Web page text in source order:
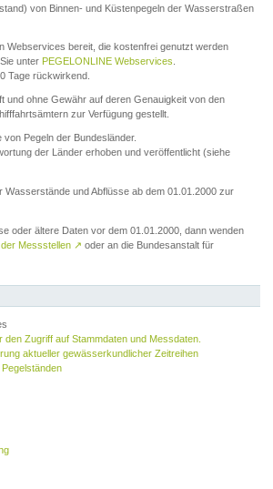
von Binnen- und Küstenpegeln der Wasserstraßen
Webservices bereit, die kostenfrei genutzt werden
unter PEGELONLINE Webservices
Tage rückwirkend.
und ohne Gewähr auf deren Genauigkeit von den
zur Verfügung gestellt.
Pegeln der Bundesländer.
der Länder erhoben und veröffentlicht (siehe
Wasserstände und Abflüsse ab dem 01.01.2000 zur
oder ältere Daten vor dem 01.01.2000, dann wenden
Messstellen ↗ oder an die Bundesanstalt für
den Zugriff auf Stammdaten und Messdaten.
aktueller gewässerkundlicher Zeitreihen